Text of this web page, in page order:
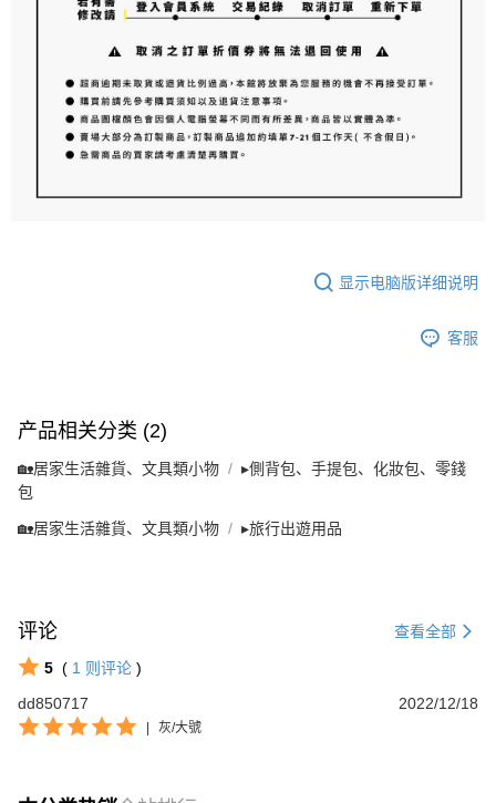
显示电脑版详细说明
客服
产品相关分类 (2)
🏡居家生活雜貨、文具類小物
▸側背包、手提包、化妝包、零錢
包
🏡居家生活雜貨、文具類小物 ▸旅行出遊用品
评论 查看全部
5 ( 1 则评论 )
dd850717
2022/12/18
灰/大號